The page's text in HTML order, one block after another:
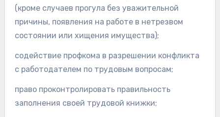
(кроме случаев прогула без уважительной
причины, появления на работе в нетрезвом
состоянии или хищения имущества);
содействие профкома в разрешении конфликта
с работодателем по трудовым вопросам;
право проконтролировать правильность
заполнения своей трудовой книжки;